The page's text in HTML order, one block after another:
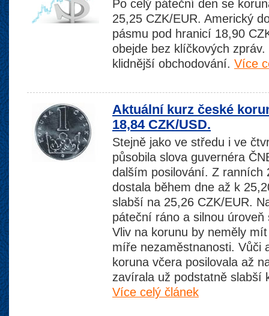
Po celý páteční den se
25,25 CZK/EUR. Americký
pásmu pod hranicí 18,90
obejde bez klíčkových
klidnější obchodování. Více
Aktuální kurz české
18,84 CZK/USD.
Stejně jako ve středu i ve
působila slova guvernéra
dalším posilování. Z ranních
dostala během dne až k
slabší na 25,26 CZK/EUR.
páteční ráno a silnou
Vliv na korunu by neměly
míře nezaměstnanosti. Vůči
koruna včera posilovala až
zavírala už podstatně slabší
Více celý článek